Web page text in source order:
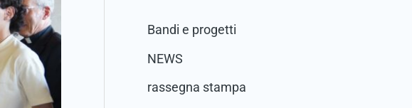
a
:
Bandi e progetti
NEWS
rassegna stampa